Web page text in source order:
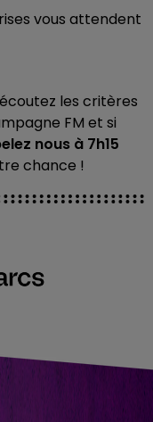
vous attendent
écoutez les critères
FM et si
nous à 7h15
chance !